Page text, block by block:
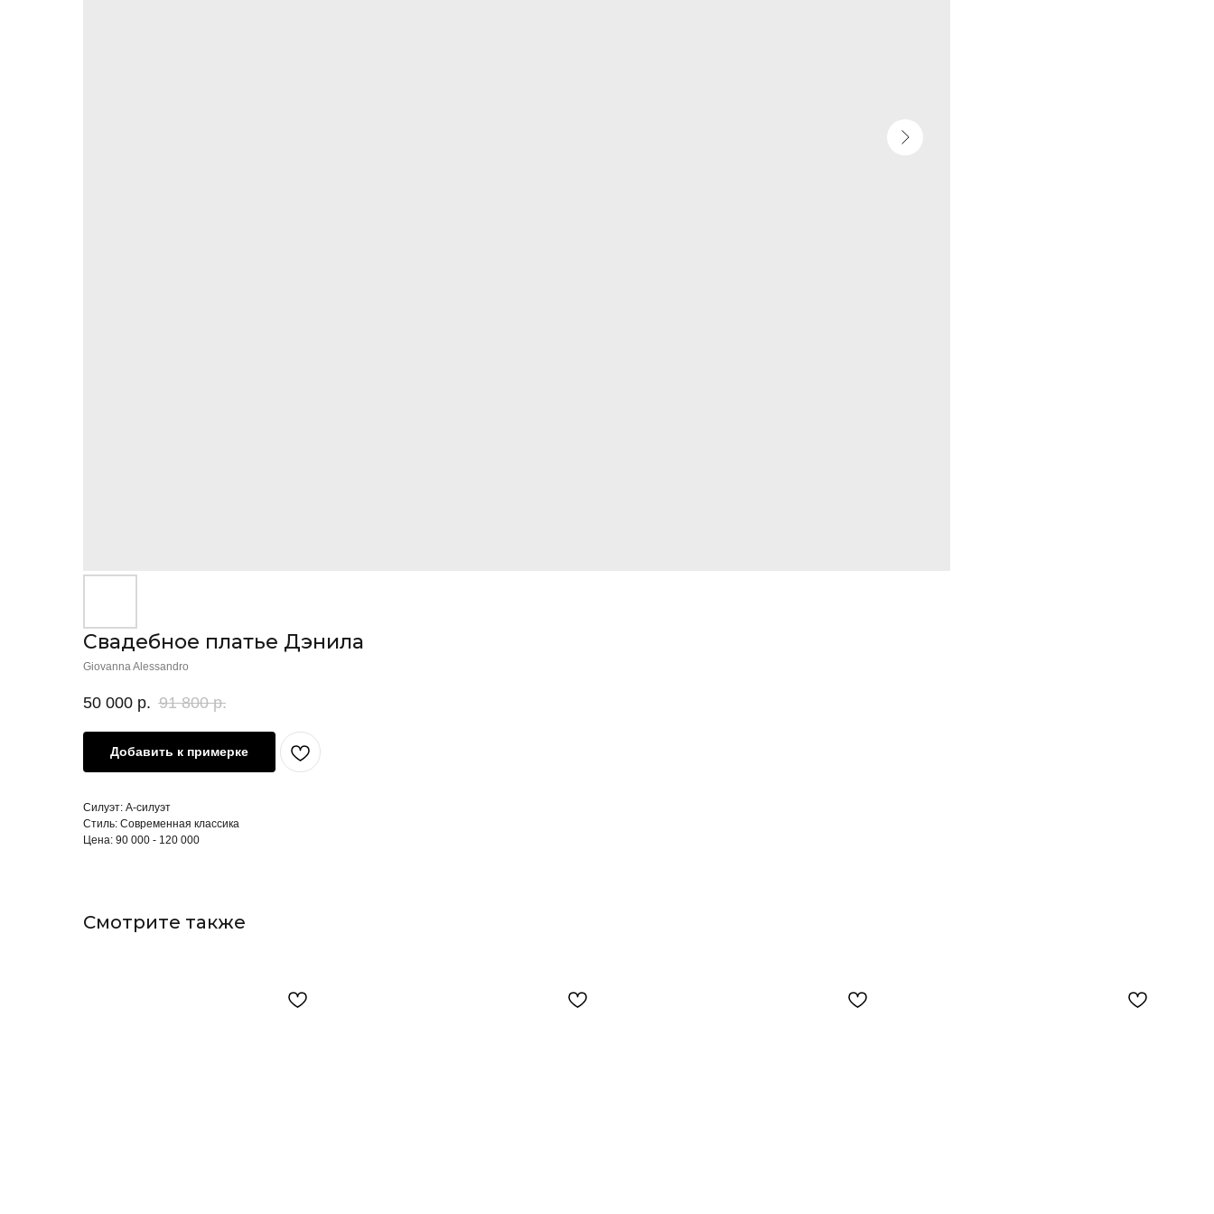
Свадебное платье Дэнила
Giovanna Alessandro
50 000 р. 91 800 р.
Добавить к примерке
Силуэт: А-силуэт
Стиль: Современная классика
Цена: 90 000 - 120 000
Смотрите также